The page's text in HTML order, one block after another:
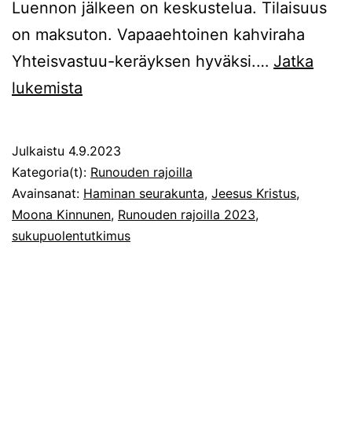
Luennon jälkeen on keskustelua. Tilaisuus
on maksuton. Vapaaehtoinen kahviraha
Yhteisvastuu-keräyksen hyväksi.… Jatka
lukemista
–
Jeesuksen
ruumiillisuudesta
sukupuolentutkimuksen
Julkaistu 4.9.2023
Kategoria(t): Runouden rajoilla
Avainsanat: Haminan seurakunta, Jeesus Kristus,
Moona Kinnunen, Runouden rajoilla 2023,
sukupuolentutkimus